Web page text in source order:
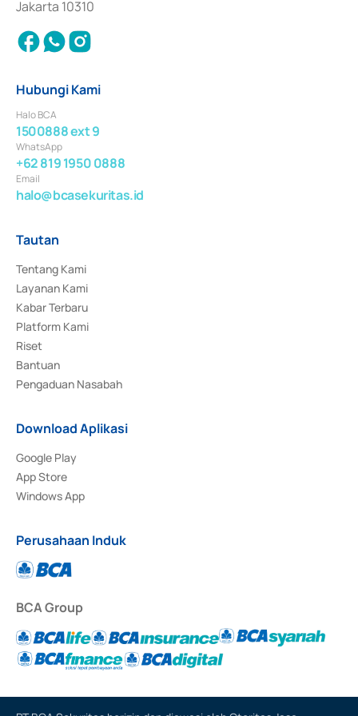
Jakarta 10310
Hubungi Kami
Halo BCA
1500888 ext 9
WhatsApp
+62 819 1950 0888
Email
halo@bcasekuritas.id
Tautan
Tentang Kami
Layanan Kami
Kabar Terbaru
Platform Kami
Riset
Bantuan
Pengaduan Nasabah
Download Aplikasi
Google Play
App Store
Windows App
Perusahaan Induk
BCA Group